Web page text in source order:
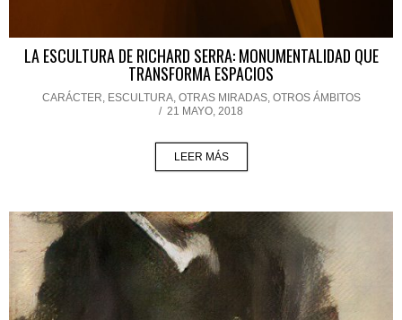
LA ESCULTURA DE RICHARD SERRA: MONUMENTALIDAD QUE
TRANSFORMA ESPACIOS
CARÁCTER, ESCULTURA, OTRAS MIRADAS, OTROS ÁMBITOS
/ 21 MAYO, 2018
LEER MÁS